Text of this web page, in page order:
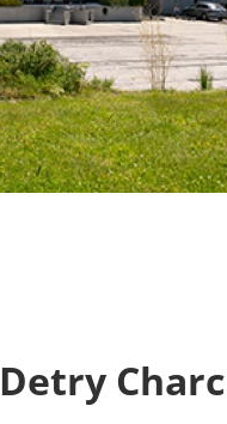
Detry